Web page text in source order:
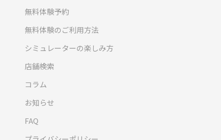
無料体験予約
無料体験のご利用方法
シミュレーターの楽しみ方
店舗検索
コラム
お知らせ
FAQ